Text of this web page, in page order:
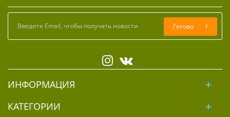
Готово
ИНФОРМАЦИЯ
КАТЕГОРИИ